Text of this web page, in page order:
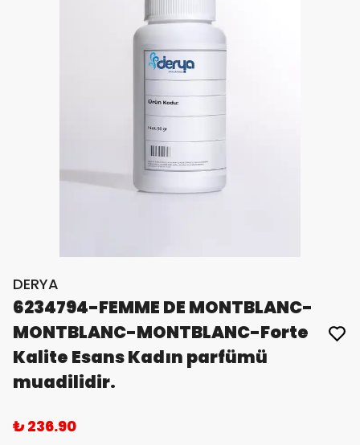
DERYA
6234794-FEMME DE MONTBLANC-
MONTBLANC-MONTBLANC-Forte
Kalite Esans Kadın parfümü
muadilidir.
₺ 236.90